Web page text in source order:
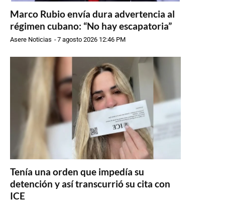
Marco Rubio envía dura advertencia al
régimen cubano: “No hay escapatoria”
Asere Noticias -7 agosto 2026 12:46 PM
Tenía una orden que impedía su
detención y así transcurrió su cita con
ICE